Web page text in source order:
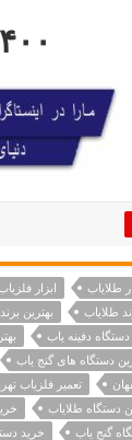
طلایاب ابزار فلزیاب
طلایاب بهترین
دستگاه دفینه یاب
دستگاه های گنج یاب
تعمیر فلزیاب
دستگاه طلایاب
گنج یاب خرید